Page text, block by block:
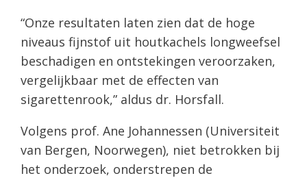
“Onze resultaten laten zien dat de hoge
niveaus fijnstof uit houtkachels longweefsel
beschadigen en ontstekingen veroorzaken,
vergelijkbaar met de effecten van
sigarettenrook,” aldus dr. Horsfall.
Volgens prof. Ane Johannessen (Universiteit
van Bergen, Noorwegen), niet betrokken bij
het onderzoek, onderstrepen de